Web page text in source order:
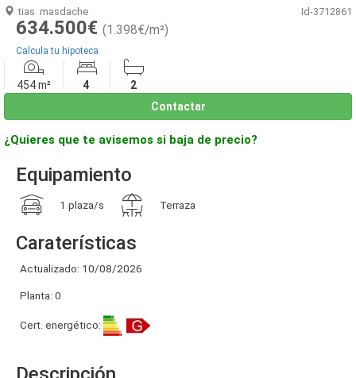
tias masdache Id-3712861
634.500€ (1.398€/m²)
Calcula tu hipoteca
454 m² 4
2
Contactar
¿Quieres que te avisemos si baja de precio?
Equipamiento
1 plaza/s Terraza
Caraterísticas
Actualizado: 10/08/2026
Planta: 0
Cert. energético: